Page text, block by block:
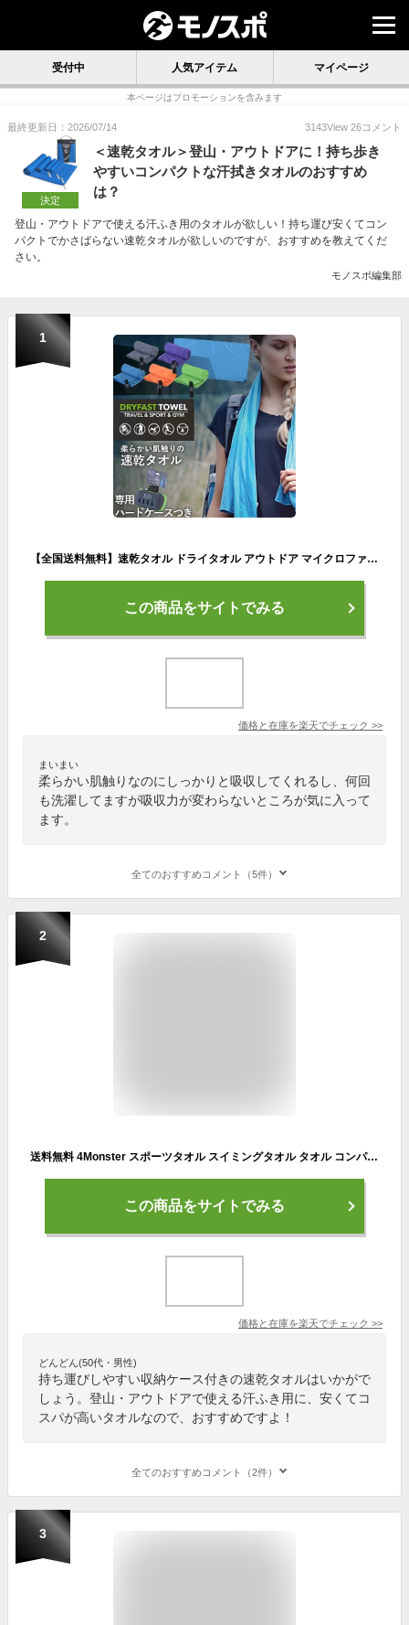
受付中 人気アイテム マイページ
本ページはプロモーションを含みます
最終更新日：2026/07/14 3143View 26コメント
決定
＜速乾タオル＞登山・アウトドアに！持ち歩き
やすいコンパクトな汗拭きタオルのおすすめ
は？
登山・アウトドアで使える汗ふき用のタオルが欲しい！持ち運び安くてコン
パクトでかさばらない速乾タオルが欲しいのですが、おすすめを教えてくだ
さい。
モノスポ編集部
1
【全国送料無料】速乾タオル ドライタオル アウトドア マイクロファイバー 防災グッズ スポーツタオル タオル 速乾吸水 旅行 スポーツ キャンプ 銭湯
この商品をサイトでみる
価格と在庫を楽天でチェック >>
まいまい
柔らかい肌触りなのにしっかりと吸収してくれるし、何回
も洗濯してますが吸収力が変わらないところが気に入って
ます。
全てのおすすめコメント（5件）
2
送料無料 4Monster スポーツタオル スイミングタオル タオル コンパクト 速乾タオル ジムタオル フェイスタオル 旅行 バスタオル 登山 アウトドア 水泳 S 80*40cm
この商品をサイトでみる
価格と在庫を楽天でチェック >>
どんどん(50代・男性)
持ち運びしやすい収納ケース付きの速乾タオルはいかがで
しょう。登山・アウトドアで使える汗ふき用に、安くてコ
スパが高いタオルなので、おすすめですよ！
全てのおすすめコメント（2件）
3